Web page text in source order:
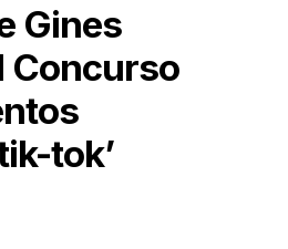
Gines
Concurso
tok’